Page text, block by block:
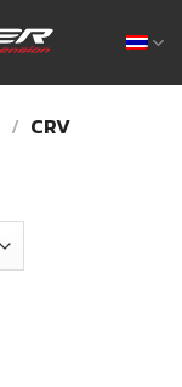
/ CRV